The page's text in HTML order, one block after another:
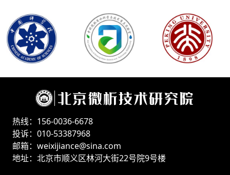
热线：156-0036-6678
投诉：010-53387968
邮箱：weixijiance@sina.com
地址：北京市顺义区林河大街22号院9号楼